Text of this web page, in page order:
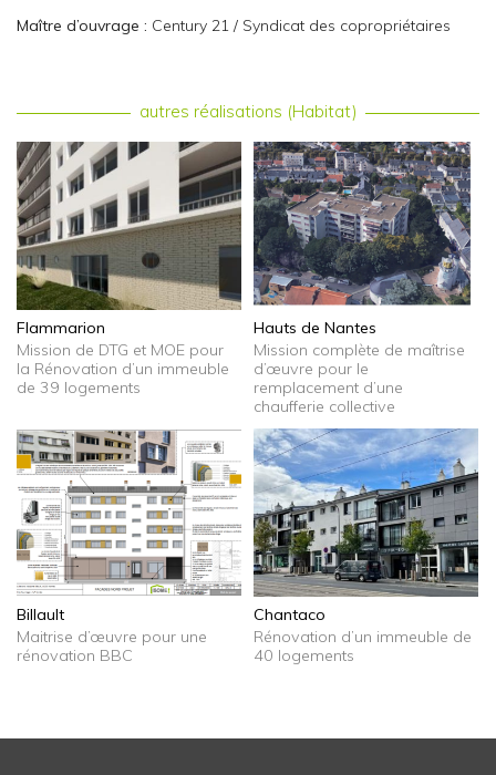
Maître d’ouvrage : Century 21 / Syndicat des copropriétaires
autres réalisations (Habitat)
Flammarion
Mission de DTG et MOE pour
la Rénovation d’un immeuble
de 39 logements
Hauts de Nantes
Mission complète de maîtrise
d’œuvre pour le
remplacement d’une
chaufferie collective
Billault
Maitrise d’œuvre pour une
rénovation BBC
Chantaco
Rénovation d’un immeuble de
40 logements